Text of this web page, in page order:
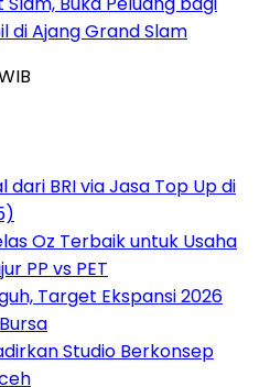
di Ajang Grand Slam
dari BRI via Jasa Top Up di
Oz Terbaik untuk Usaha
PP vs PET
Target Ekspansi 2026
Studio Berkonsep